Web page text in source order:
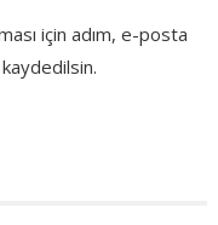
için adım, e-posta